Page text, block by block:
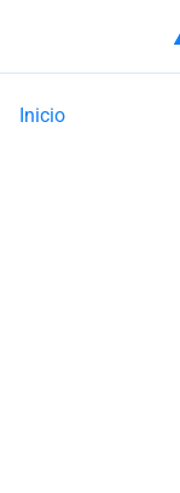
Inicio